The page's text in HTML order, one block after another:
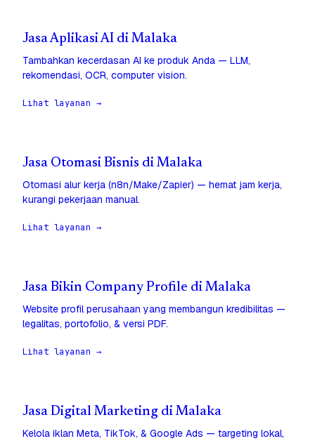
Jasa Aplikasi AI di Malaka
Tambahkan kecerdasan AI ke produk Anda — LLM,
rekomendasi, OCR, computer vision.
Lihat layanan →
Jasa Otomasi Bisnis di Malaka
Otomasi alur kerja (n8n/Make/Zapier) — hemat jam kerja,
kurangi pekerjaan manual.
Lihat layanan →
Jasa Bikin Company Profile di Malaka
Website profil perusahaan yang membangun kredibilitas —
legalitas, portofolio, & versi PDF.
Lihat layanan →
Jasa Digital Marketing di Malaka
Kelola iklan Meta, TikTok, & Google Ads — targeting lokal,